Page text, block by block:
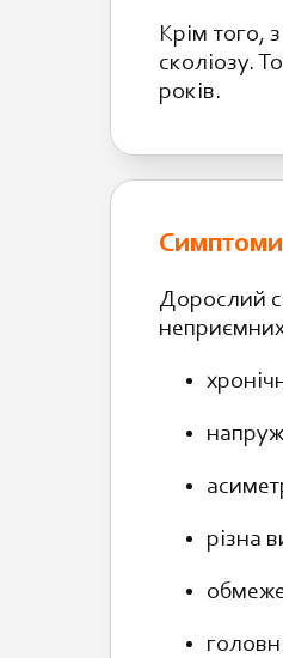
Крім того,
сколіозу.
років.
Симптоми
Дорослий
різна